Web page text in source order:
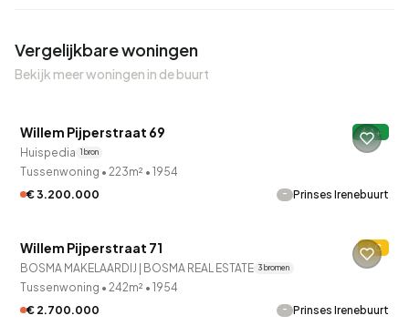
Vergelijkbare woningen
Bekijk meer woningen in de buurt
Willem Pijperstraat 69 A+
Huispedia 1 bron
Tussenwoning • 223m² • 1954
€ 3.200.000
- Prinses Irenebuurt
QUICKLANE™
Willem Pijperstraat 71 C
BOSMA MAKELAARDIJ | BOSMA REAL ESTATE 3 bronnen
Tussenwoning • 242m² • 1954
€ 2.700.000
- Prinses Irenebuurt
QUICKLANE™